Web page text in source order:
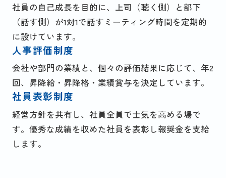
社員の自己成長を目的に、上司（聴く側）と部下
（話す側）が1対1で話すミーティング時間を定期的
に設けています。
人事評価制度
会社や部門の業績と、個々の評価結果に応じて、年2
回、昇降給・昇降格・業績賞与を決定しています。
社員表彰制度
経営方針を共有し、社員全員で士気を高める場で
す。優秀な成績を収めた社員を表彰し報奨金を支給
します。